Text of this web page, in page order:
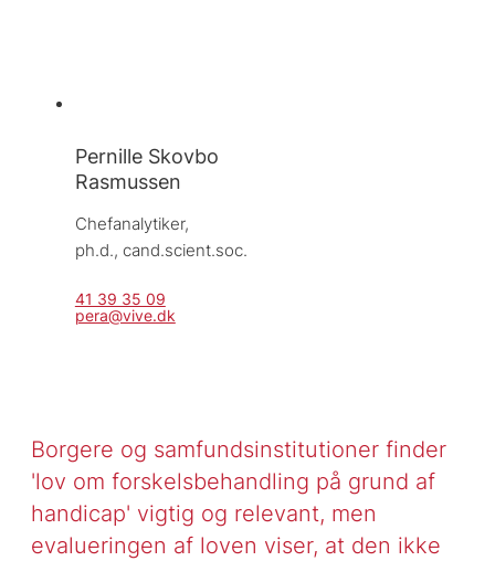
Pernille Skovbo
Rasmussen
Chefanalytiker,
ph.d., cand.scient.soc.
41 39 35 09
pera@vive.dk
Borgere og samfundsinstitutioner finder
'lov om forskelsbehandling på grund af
handicap' vigtig og relevant, men
evalueringen af loven viser, at den ikke